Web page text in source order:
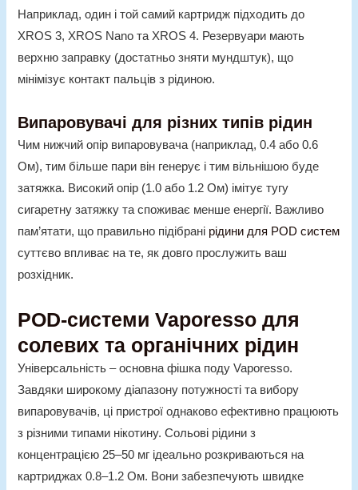
Наприклад, один і той самий картридж підходить до
XROS 3, XROS Nano та XROS 4. Резервуари мають
верхню заправку (достатньо зняти мундштук), що
мінімізує контакт пальців з рідиною.
Випаровувачі для різних типів рідин
Чим нижчий опір випаровувача (наприклад, 0.4 або 0.6
Ом), тим більше пари він генерує і тим вільнішою буде
затяжка. Високий опір (1.0 або 1.2 Ом) імітує тугу
сигаретну затяжку та споживає менше енергії. Важливо
пам’ятати, що правильно підібрані рідини для POD систем
суттєво впливає на те, як довго прослужить ваш
розхідник.
POD-системи Vaporesso для
солевих та органічних рідин
Універсальність – основна фішка поду Vaporesso.
Завдяки широкому діапазону потужності та вибору
випаровувачів, ці пристрої однаково ефективно працюють
з різними типами нікотину. Сольові рідини з
концентрацією 25–50 мг ідеально розкриваються на
картриджах 0.8–1.2 Ом. Вони забезпечують швидке